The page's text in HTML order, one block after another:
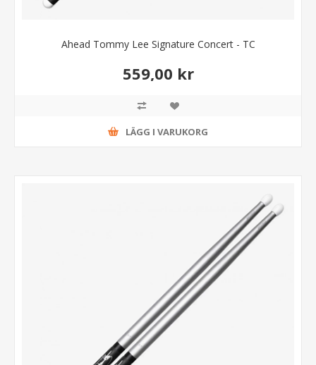
Ahead Tommy Lee Signature Concert - TC
559,00 kr
LÄGG I VARUKORG